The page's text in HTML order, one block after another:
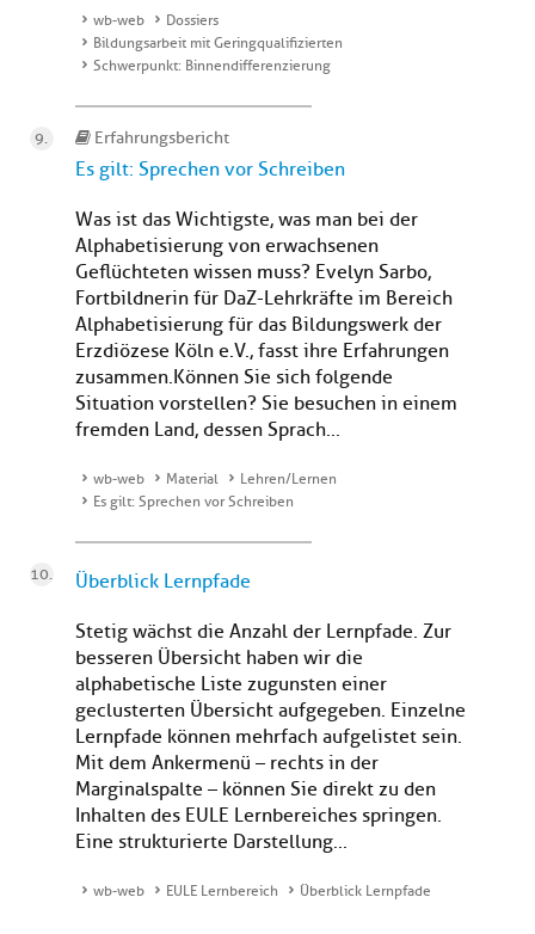
wb-web
Dossiers
Bildungsarbeit mit Geringqualifizierten
Schwerpunkt: Binnendifferenzierung
Erfahrungsbericht
Es gilt: Sprechen vor Schreiben
Was ist das Wichtigste, was man bei der
Alphabetisierung von erwachsenen
Geflüchteten wissen muss? Evelyn Sarbo,
Fortbildnerin für DaZ-Lehrkräfte im Bereich
Alphabetisierung für das Bildungswerk der
Erzdiözese Köln e.V., fasst ihre Erfahrungen
zusammen.Können Sie sich folgende
Situation vorstellen? Sie besuchen in einem
fremden Land, dessen Sprach...
wb-web Material
Lehren/Lernen
Es gilt: Sprechen vor Schreiben
Überblick Lernpfade
Stetig wächst die Anzahl der Lernpfade. Zur
besseren Übersicht haben wir die
alphabetische Liste zugunsten einer
geclusterten Übersicht aufgegeben. Einzelne
Lernpfade können mehrfach aufgelistet sein.
Mit dem Ankermenü – rechts in der
Marginalspalte – können Sie direkt zu den
Inhalten des EULE Lernbereiches springen.
Eine strukturierte Darstellung...
wb-web EULE Lernbereich Überblick Lernpfade